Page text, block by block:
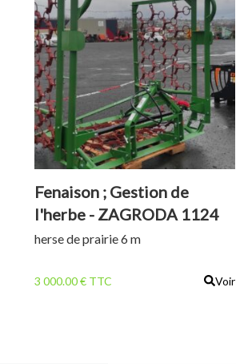
Fenaison ; Gestion de
l'herbe - ZAGRODA 1124
RX 6 M
herse de prairie 6 m
3 000.00 € TTC Voir